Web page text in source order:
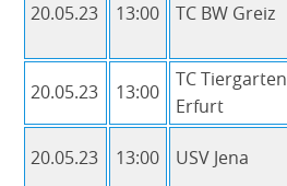
20.05.23 13:00 TC BW Greiz
20.05.23 13:00
TC Tiergarten
Erfurt
20.05.23 13:00 USV Jena